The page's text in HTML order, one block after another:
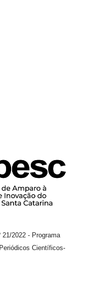
21/2022 - Programa
Científicos-